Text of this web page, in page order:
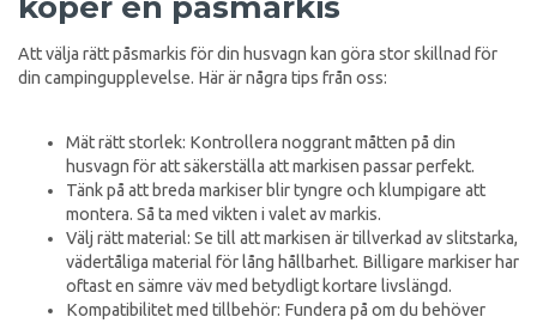
Att välja rätt påsmarkis för din husvagn kan göra stor skillnad för
din campingupplevelse. Här är några tips från oss:
Mät rätt storlek: Kontrollera noggrant måtten på din
husvagn för att säkerställa att markisen passar perfekt.
Tänk på att breda markiser blir tyngre och klumpigare att
montera. Så ta med vikten i valet av markis.
Välj rätt material: Se till att markisen är tillverkad av slitstarka,
vädertåliga material för lång hållbarhet. Billigare markiser har
oftast en sämre väv med betydligt kortare livslängd.
Kompatibilitet med tillbehör: Fundera på om du behöver